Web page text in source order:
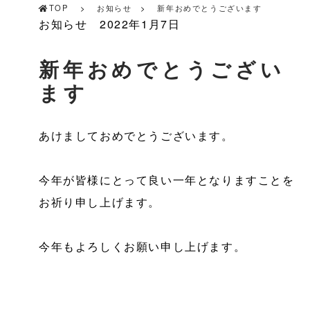
TOP お知らせ 新年おめでとうございます
お知らせ 2022年1月7日
新年おめでとうござい
ます
あけましておめでとうございます。
今年が皆様にとって良い一年となりますことを
お祈り申し上げます。
今年もよろしくお願い申し上げます。